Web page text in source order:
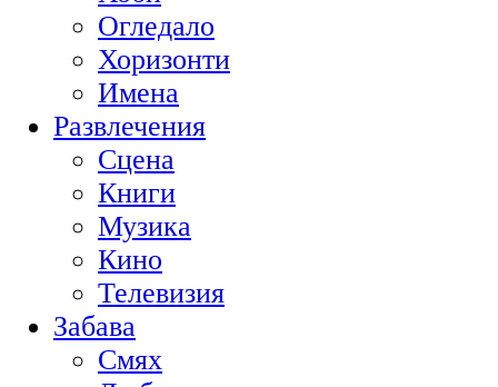
Огледало
Хоризонти
Имена
Развлечения
Сцена
Книги
Музика
Кино
Телевизия
Забава
Смях